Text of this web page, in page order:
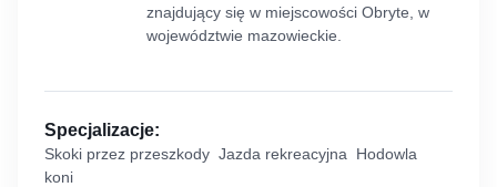
znajdujący się w miejscowości Obryte, w
województwie mazowieckie.
Specjalizacje:
Skoki przez przeszkody Jazda rekreacyjna Hodowla
koni